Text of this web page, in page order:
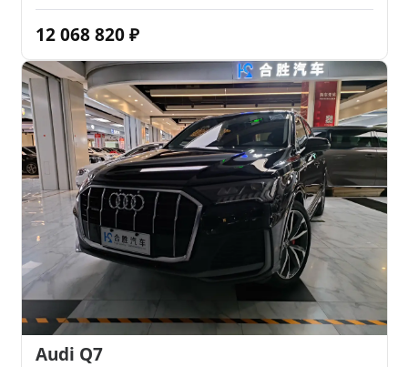
12 068 820 ₽
Audi Q7